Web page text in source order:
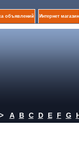
объявлений Интернет магазин
A B C D E F G